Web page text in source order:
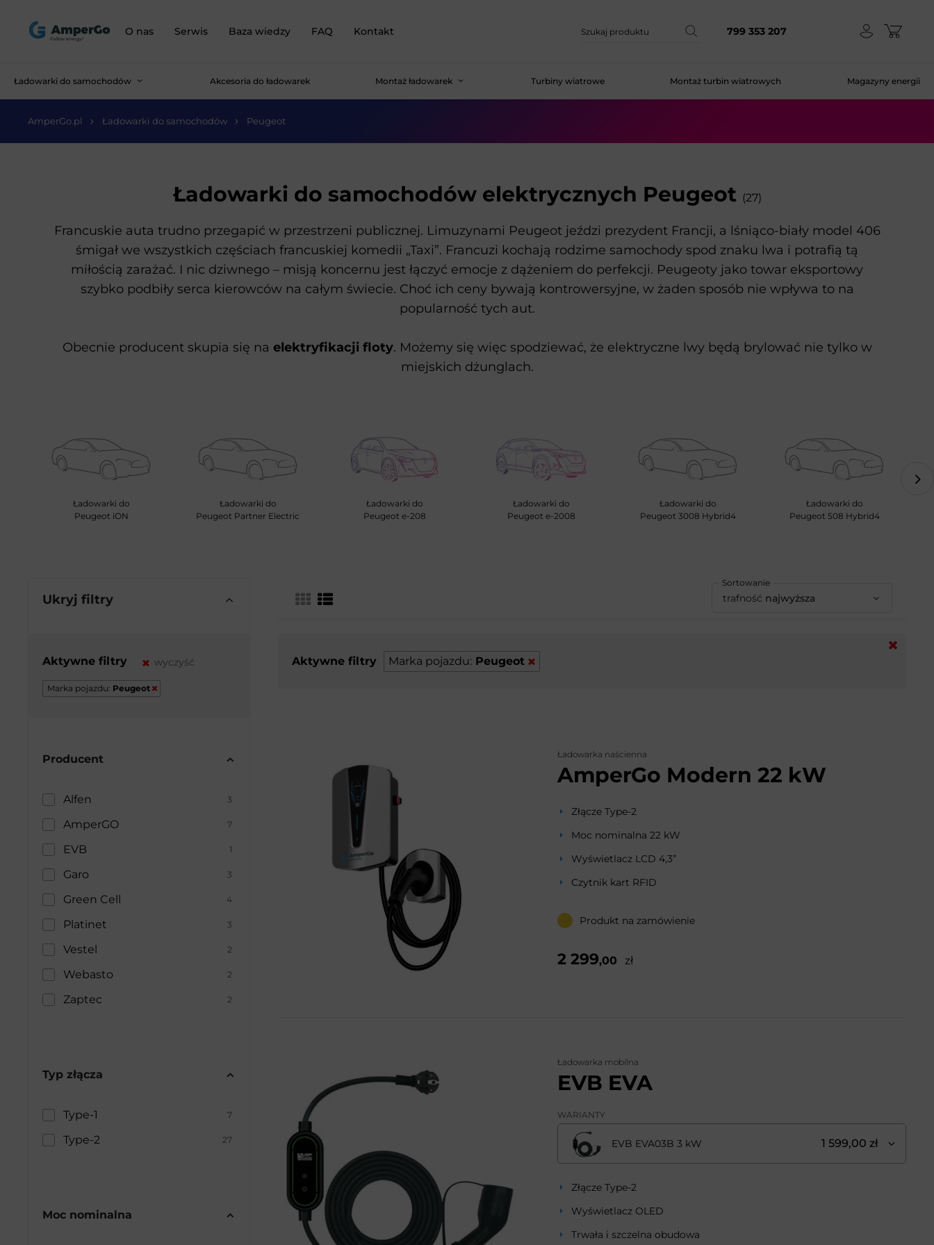
O nas Serwis Baza wiedzy FAQ Kontakt 799 353 207
Ładowarki do samochodów Akcesoria do ładowarek Montaż ładowarek Turbiny wiatrowe Montaż turbin wiatrowych Magazyny energii
AmperGo.pl Ładowarki do samochodów Peugeot
Ładowarki do samochodów elektrycznych Peugeot (27)
Francuskie auta trudno przegapić w przestrzeni publicznej. Limuzynami Peugeot jeździ prezydent Francji, a lśniąco-biały model 406
śmigał we wszystkich częściach francuskiej komedii „Taxi”. Francuzi kochają rodzime samochody spod znaku lwa i potrafią tą
miłością zarażać. I nic dziwnego – misją koncernu jest łączyć emocje z dążeniem do perfekcji. Peugeoty jako towar eksportowy
szybko podbiły serca kierowców na całym świecie. Choć ich ceny bywają kontrowersyjne, w żaden sposób nie wpływa to na
popularność tych aut.
Obecnie producent skupia się na elektryfikacji floty. Możemy się więc spodziewać, że elektryczne lwy będą brylować nie tylko w
miejskich dżunglach.
Ładowarki do
Peugeot iON
Ładowarki do
Peugeot Partner Electric
Ładowarki do
Peugeot e-208
Ładowarki do
Peugeot e-2008
Ładowarki do
Peugeot 3008 Hybrid4
Ładowarki do
Peugeot 508 Hybrid4
Ukryj filtry
Sortowanie
trafność najwyższa
Aktywne filtry wyczyść
Marka pojazdu: Peugeot
Producent
Alfen 3
AmperGO 7
EVB 1
Garo 3
Green Cell 4
Platinet 3
Vestel 2
Webasto 2
Zaptec 2
Typ złącza
Type-1 7
Type-2 27
Moc nominalna
Aktywne filtry Marka pojazdu: Peugeot
Ładowarka naścienna
AmperGo Modern 22 kW
Złącze Type-2
Moc nominalna 22 kW
Wyświetlacz LCD 4,3”
Czytnik kart RFID
Produkt na zamówienie
2 299,00 zł
Ładowarka mobilna
EVB EVA
WARIANTY
EVB EVA03B 3 kW 1 599,00 zł
Złącze Type-2
Wyświetlacz OLED
Trwała i szczelna obudowa